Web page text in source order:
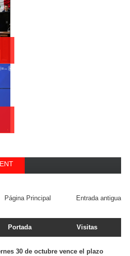
Entrada antigua
Página Principal
Portada Visitas
30 de octubre vence el plazo